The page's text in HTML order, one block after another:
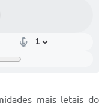
mais letais do